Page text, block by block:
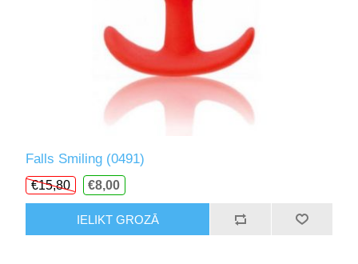
Falls Smiling (0491)
€15,80 €8,00
IELIKT GROZĀ